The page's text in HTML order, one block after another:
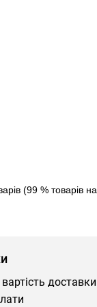
(99 % товарів на
доставки